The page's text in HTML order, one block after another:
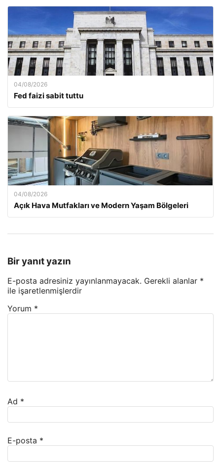
04/08/2026
Fed faizi sabit tuttu
04/08/2026
Açık Hava Mutfakları ve Modern Yaşam Bölgeleri
Bir yanıt yazın
E-posta adresiniz yayınlanmayacak. Gerekli alanlar *
ile işaretlenmişlerdir
Yorum *
Ad *
E-posta *